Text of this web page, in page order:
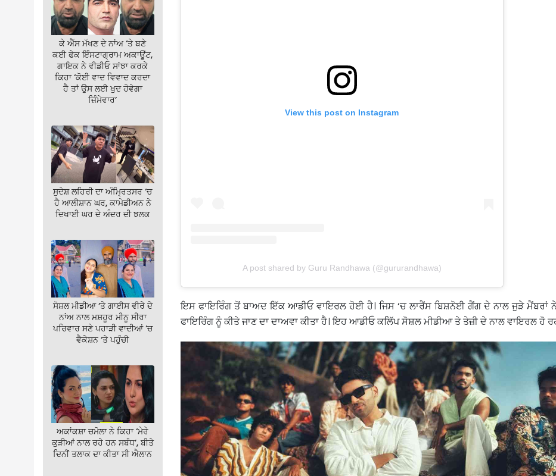
ਕੇ ਐੱਸ ਮੱਖਣ ਦੇ ਨਾਂਅ ‘ਤੇ ਬਣੇ
ਕਈ ਫੇਕ ਇੰਸਟਾਗ੍ਰਾਮ ਅਕਾਊਂਟ,
ਗਾਇਕ ਨੇ ਵੀਡੀਓ ਸਾਂਝਾ ਕਰਕੇ
ਕਿਹਾ ‘ਕੋਈ ਵਾਦ ਵਿਵਾਦ ਕਰਦਾ
ਹੈ ਤਾਂ ਉਸ ਲਈ ਖੁਦ ਹੋਵੇਗਾ
ਜ਼ਿੰਮੇਵਾਰ’
ਸੁਦੇਸ਼ ਲਹਿਰੀ ਦਾ ਅੰਮ੍ਰਿਤਸਰ ‘ਚ
ਹੈ ਆਲੀਸ਼ਾਨ ਘਰ, ਕਾਮੇਡੀਅਨ ਨੇ
ਦਿਖਾਈ ਘਰ ਦੇ ਅੰਦਰ ਦੀ ਝਲਕ
ਸੋਸ਼ਲ ਮੀਡੀਆ ‘ਤੇ ਗਾਈਸ ਵੀਰੇ ਦੇ
ਨਾਂਅ ਨਾਲ ਮਸ਼ਹੂਰ ਮੀਨੂ ਸੀਰਾ
ਪਰਿਵਾਰ ਸਣੇ ਪਹਾੜੀ ਵਾਦੀਆਂ ‘ਚ
ਵੈਕੇਸ਼ਨ ‘ਤੇ ਪਹੁੰਚੀ
ਅਕਾਂਕਸ਼ਾ ਚਮੋਲਾ ਨੇ ਕਿਹਾ ‘ਮੇਰੇ
ਕੁੜੀਆਂ ਨਾਲ ਰਹੇ ਹਨ ਸਬੰਧ’, ਬੀਤੇ
ਦਿਨੀਂ ਤਲਾਕ ਦਾ ਕੀਤਾ ਸੀ ਐਲਾਨ
View this post on Instagram
A post shared by Guru Randhawa (@gururandhawa)
ਇਸ ਫਾਇਰਿੰਗ ਤੋਂ ਬਾਅਦ ਇੱਕ ਆਡੀਓ ਵਾਇਰਲ ਹੋਈ ਹੈ। ਜਿਸ ‘ਚ ਲਾਰੈਂਸ ਬਿਸ਼ਨੋਈ ਗੈਂਗ ਦੇ ਨਾਲ ਜੁੜੇ ਮੈਂਬਰਾਂ
ਫਾਇਰਿੰਗ ਨੂੰ ਕੀਤੇ ਜਾਣ ਦਾ ਦਾਅਵਾ ਕੀਤਾ ਹੈ। ਇਹ ਆਡੀਓ ਕਲਿੱਪ ਸੋਸ਼ਲ ਮੀਡੀਆ ਤੇ ਤੇਜ਼ੀ ਦੇ ਨਾਲ ਵਾਇਰਲ ਹੋ